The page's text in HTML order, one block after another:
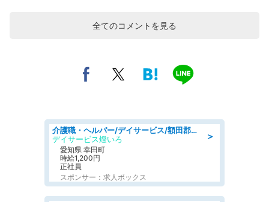
全てのコメントを見る
＞
介護職・ヘルパー/デイサービス/額田郡幸田町/JR東海道本線 幸田/愛知県
デイサービス燈いろ
愛知県 幸田町
時給1,200円
正社員
スポンサー：求人ボックス